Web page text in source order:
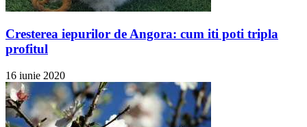
Cresterea iepurilor de Angora: cum iti poti tripla
profitul
16 iunie 2020